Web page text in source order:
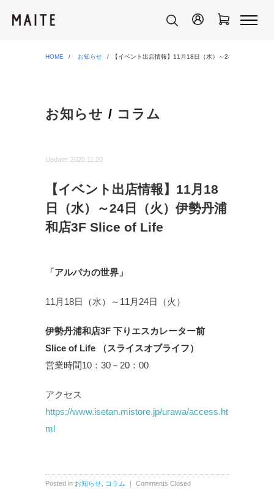
HOME お知らせ 【イベント出店情報】11月18日（水）～24日（火）伊勢
お知らせ / コラム
Update: 2020.11.20
【イベント出店情報】11月18
日（水）～24日（火）伊勢丹浦
和店3F Slice of Life
「アルパカの世界」
11月18日（水）～11月24日（火）
伊勢丹浦和店3F 下りエスカレーター前
Slice of Life （スライスオブライフ）
営業時間10：30－20：00
アクセス
https://www.isetan.mistore.jp/urawa/access.ht
ml
Posted in お知らせ コラム ｜ Comments Closed